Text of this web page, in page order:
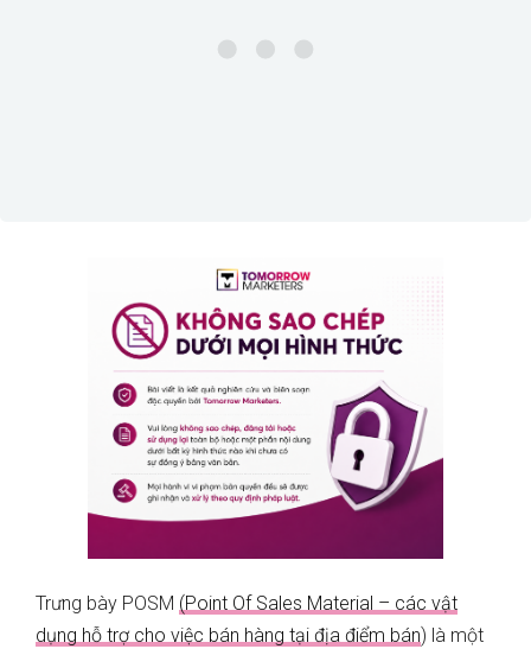
Trưng bày POSM (Point Of Sales Material – các vật
dụng hỗ trợ cho việc bán hàng tại địa điểm bán) là một